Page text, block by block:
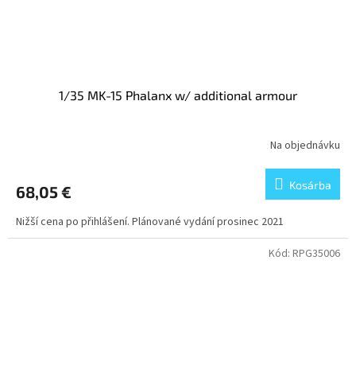
1/35 MK-15 Phalanx w/ additional armour
Na objednávku
68,05 € Kosárba
Nižší cena po přihlášení. Plánované vydání prosinec 2021
Kód: RPG35006